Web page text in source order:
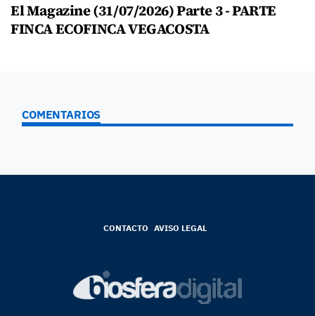
El Magazine (31/07/2026) Parte 3 - PARTE
FINCA ECOFINCA VEGACOSTA
COMENTARIOS
CONTACTO AVISO LEGAL